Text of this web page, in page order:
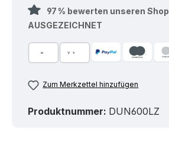
97 % bewerten unseren Shop
AUSGEZEICHNET
Zum Merkzettel hinzufügen
Produktnummer: DUN600LZ